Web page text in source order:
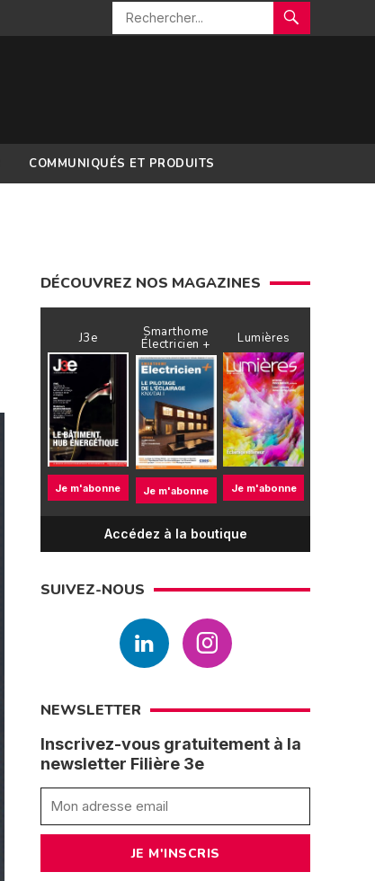
COMMUNIQUÉS ET PRODUITS
DÉCOUVREZ NOS MAGAZINES
J3e
Je m'abonne
Smarthome
Électricien +
Je m'abonne
Lumières
Je m'abonne
Accédez à la boutique
SUIVEZ-NOUS
NEWSLETTER
Inscrivez-vous gratuitement à la
newsletter Filière 3e